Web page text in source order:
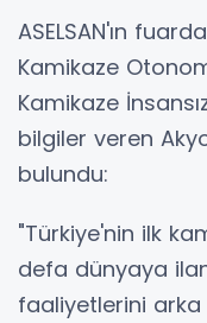
ASELSAN'ın
Kamikaze
Kamikaze
bilgiler veren
bulundu:
"Türkiye'nin ilk
defa dünyaya
faaliyetlerini arka